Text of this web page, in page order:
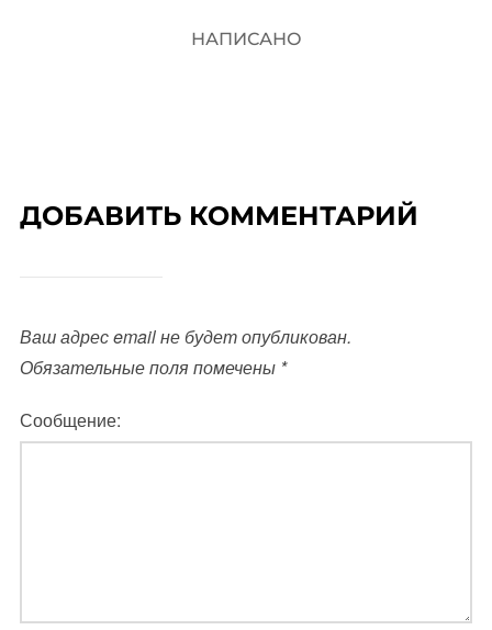
НАПИСАНО
ДОБАВИТЬ КОММЕНТАРИЙ
Ваш адрес email не будет опубликован.
Обязательные поля помечены *
Сообщение: